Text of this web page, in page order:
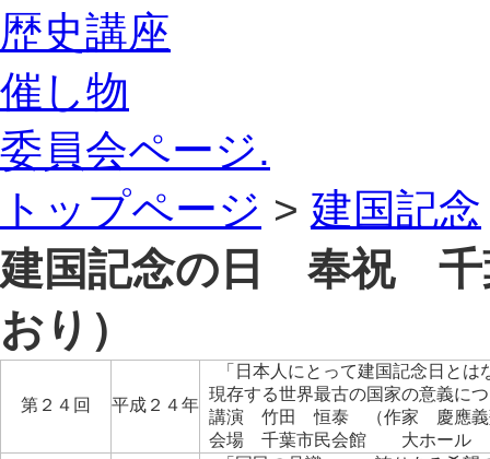
歴史講座
催し物
委員会ページ.
トップページ > 建国記念
建国記念の日 奉祝 千
おり）
第２４回 平成２４年
「日本人にとって建国記念日とは
現存する世界最古の国家の意義に
講演 竹田 恒泰 （作家 慶應義
会場 千葉市民会館 大ホール